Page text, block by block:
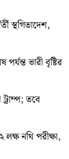
স্থগিতাদেশ,
ভারী বৃষ্টির
তবে
নথি পরীক্ষা,